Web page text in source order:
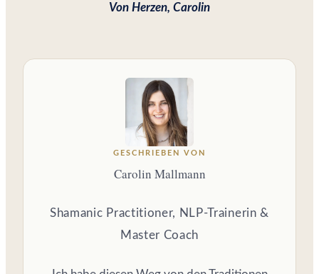
Von Herzen, Carolin
GESCHRIEBEN VON
Carolin Mallmann
Shamanic Practitioner, NLP-Trainerin &
Master Coach